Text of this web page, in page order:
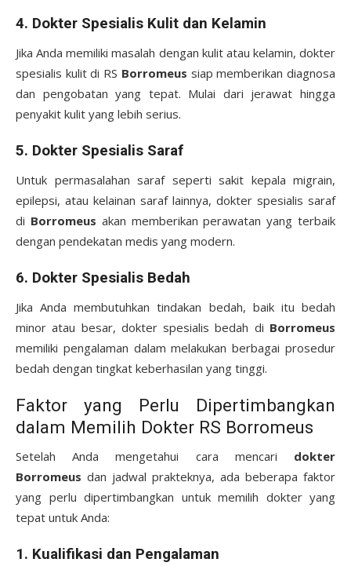
4. Dokter Spesialis Kulit dan Kelamin
Jika Anda memiliki masalah dengan kulit atau kelamin, dokter
spesialis kulit di RS Borromeus siap memberikan diagnosa
dan pengobatan yang tepat. Mulai dari jerawat hingga
penyakit kulit yang lebih serius.
5. Dokter Spesialis Saraf
Untuk permasalahan saraf seperti sakit kepala migrain,
epilepsi, atau kelainan saraf lainnya, dokter spesialis saraf
di Borromeus akan memberikan perawatan yang terbaik
dengan pendekatan medis yang modern.
6. Dokter Spesialis Bedah
Jika Anda membutuhkan tindakan bedah, baik itu bedah
minor atau besar, dokter spesialis bedah di Borromeus
memiliki pengalaman dalam melakukan berbagai prosedur
bedah dengan tingkat keberhasilan yang tinggi.
Faktor yang Perlu Dipertimbangkan
dalam Memilih Dokter RS Borromeus
Setelah Anda mengetahui cara mencari dokter
Borromeus dan jadwal prakteknya, ada beberapa faktor
yang perlu dipertimbangkan untuk memilih dokter yang
tepat untuk Anda:
1. Kualifikasi dan Pengalaman